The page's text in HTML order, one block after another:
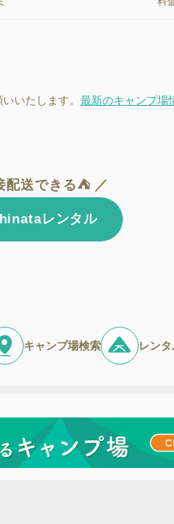
いたします。 最新のキャンプ場
配送できる⛺ ／
レンタル
キャンプ場検索 レン